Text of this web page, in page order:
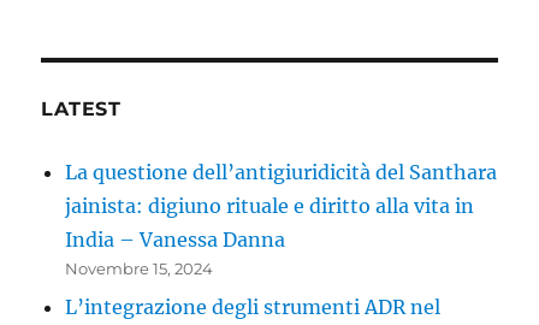
LATEST
La questione dell’antigiuridicità del Santhara
jainista: digiuno rituale e diritto alla vita in
India – Vanessa Danna
Novembre 15, 2024
L’integrazione degli strumenti ADR nel